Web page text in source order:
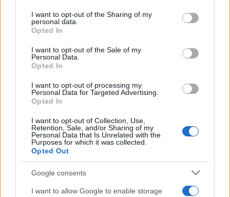
not limited to your visit or usage behaviour. You may click to
grant or deny consent to Google and its third-party tags to
use your data for below specified purposes in below Google
consent section.
I want to opt-out of the Sharing of my
personal data.
Opted In
I want to opt-out of the Sale of my
Personal Data.
Opted In
I want to opt-out of processing my
Personal Data for Targeted Advertising.
Opted In
I want to opt-out of Collection, Use,
Retention, Sale, and/or Sharing of my
Personal Data that Is Unrelated with the
Purposes for which it was collected.
Opted Out
Google consents
I want to allow Google to enable storage
Codacons denuncia: i problemi che affliggono la Sicilia
tra carburanti, spiagge e incendi
NEWS E ATTUALITÀ